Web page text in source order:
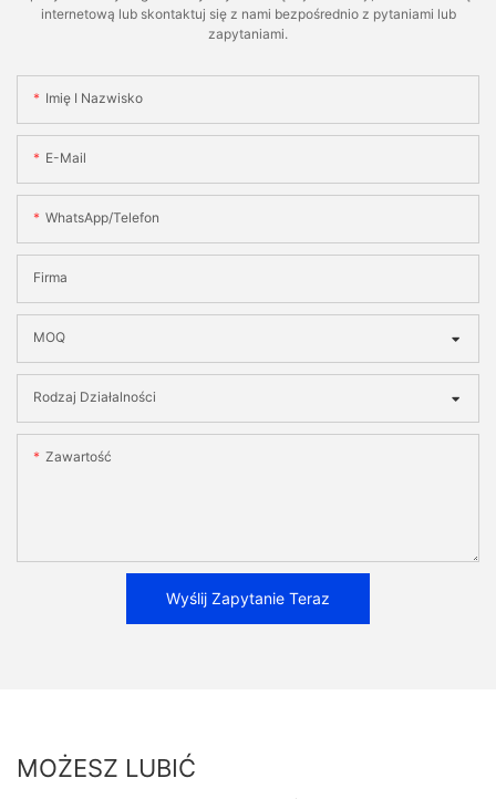
internetową lub skontaktuj się z nami bezpośrednio z pytaniami lub
zapytaniami.
Imię I Nazwisko
E-Mail
WhatsApp/telefon
Firma
MOQ
Rodzaj Działalności
Zawartość
Wyślij Zapytanie Teraz
MOŻESZ LUBIĆ